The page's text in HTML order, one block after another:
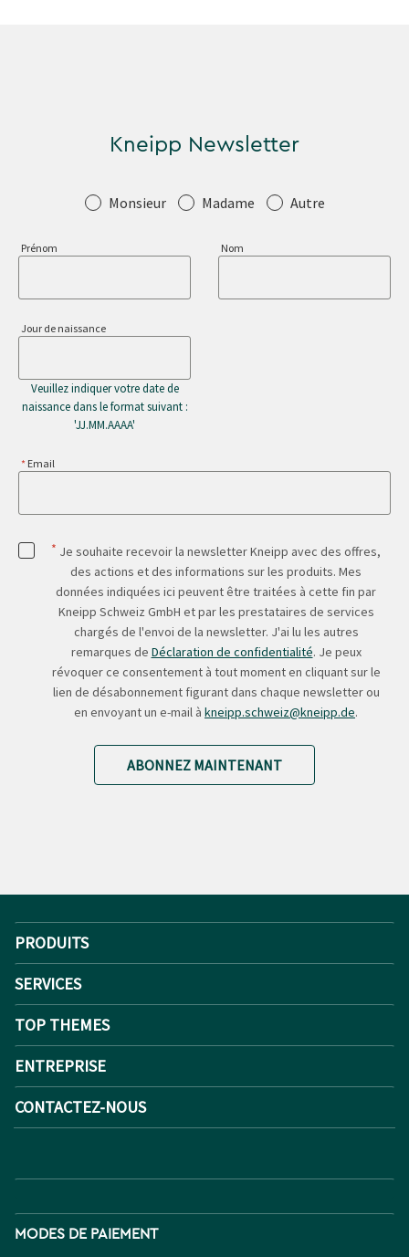
Kneipp Newsletter
SalutationMonsieur Madame Autre
Prénom Nom
Jour de naissance
Veuillez indiquer votre date de
naissance dans le format suivant :
'JJ.MM.AAAA'
Email
* Je souhaite recevoir la newsletter Kneipp avec des offres,
des actions et des informations sur les produits. Mes
données indiquées ici peuvent être traitées à cette fin par
Kneipp Schweiz GmbH et par les prestataires de services
chargés de l'envoi de la newsletter. J'ai lu les autres
remarques de Déclaration de confidentialité. Je peux
révoquer ce consentement à tout moment en cliquant sur le
lien de désabonnement figurant dans chaque newsletter ou
en envoyant un e-mail à kneipp.schweiz@kneipp.de.
ABONNEZ MAINTENANT
PRODUITS
SERVICES
TOP THEMES
ENTREPRISE
CONTACTEZ-NOUS
MODES DE PAIEMENT